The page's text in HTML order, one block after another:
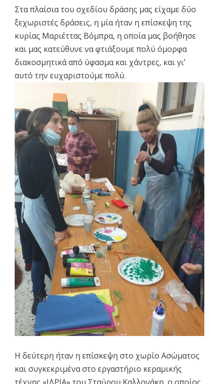
Στα πλαίσια του σχεδίου δράσης μας είχαμε δύο
ξεχωριστές δράσεις, η μία ήταν η επίσκεψη της
κυρίας Μαριέττας Βόμπρα, η οποία μας βοήθησε
και μας κατεύθυνε να φτιάξουμε πολύ όμορφα
διακοσμητικά από ύφασμα και χάντρες, και γι’
αυτό την ευχαριστούμε πολύ.
Η δεύτερη ήταν η επίσκεψη στο χωρίο Ασώματος
και συγκεκριμένα στο εργαστήριο κεραμικής